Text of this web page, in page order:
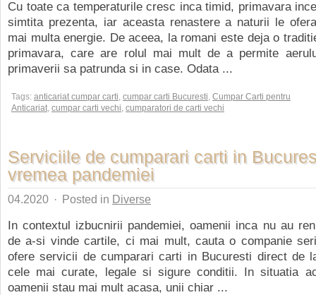
Cu toate ca temperaturile cresc inca timid, primavara
simtita prezenta, iar aceasta renastere a naturii le
mai multa energie. De aceea, la romani este deja o
primavara, care are rolul mai mult de a permite
primaverii sa patrunda si in case. Odata ...
Tags: anticariat cumpar carti, cumpar carti Bucuresti, Cumpar Carti pentru
Anticariat, cumpar carti vechi, cumparatori de carti vechi
Serviciile de cumparari carti in
vremea pandemiei
04.2020 · Posted in Diverse
In contextul izbucnirii pandemiei, oamenii inca nu au
de a-si vinde cartile, ci mai mult, cauta o companie
ofere servicii de cumparari carti in Bucuresti direct de
cele mai curate, legale si sigure conditii. In situatia
oamenii stau mai mult acasa, unii chiar ...